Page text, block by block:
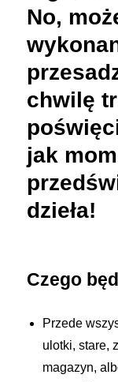
No,
chwilę
jak
dzieła!
Czego
Przede
ulotki, stare,
magazyn,